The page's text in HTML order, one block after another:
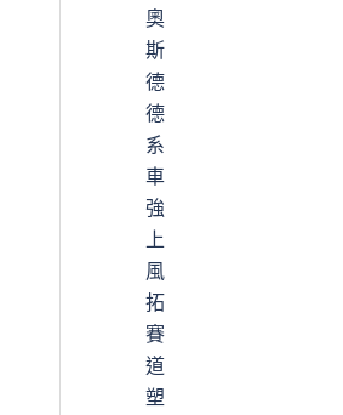
奧
斯
德
德
系
車
強
上
風
拓
賽
道
塑